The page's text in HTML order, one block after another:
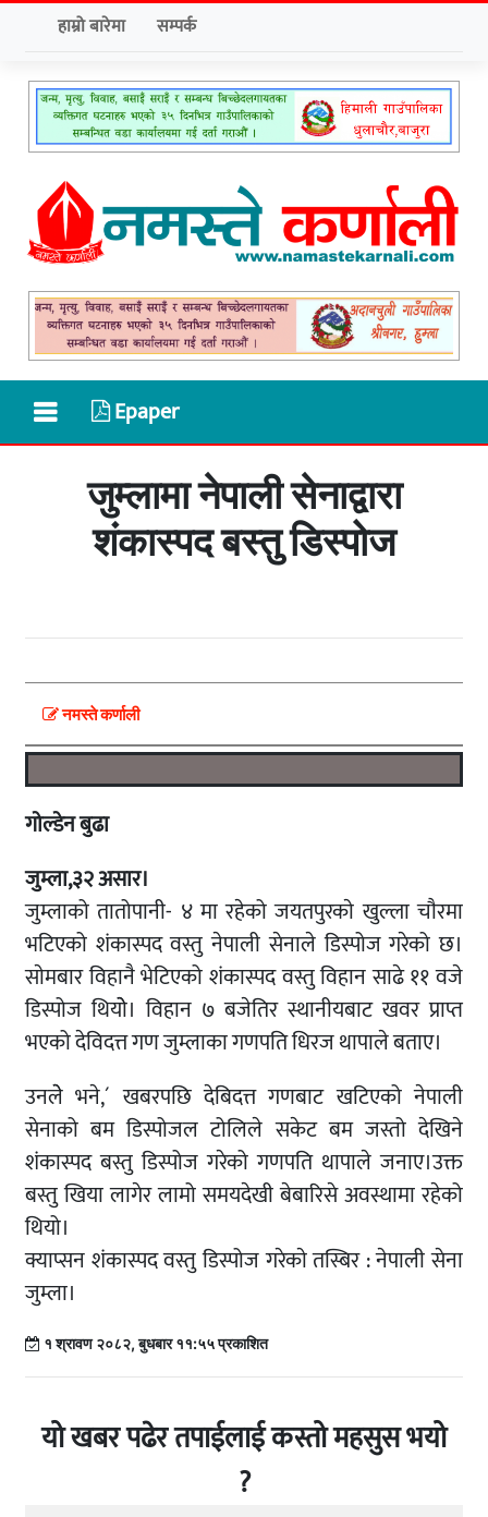
हाम्रो बारेमा सम्पर्क
Epaper
जुम्लामा नेपाली सेनाद्वारा
शंकास्पद बस्तु डिस्पोज
नमस्ते कर्णाली
गाेल्डेन बुढा
जुम्ला,३२ असार।
जुम्लाको तातोपानी- ४ मा रहेको जयतपुरकाे खुल्ला चाैरमा
भटिएको शंकास्पद वस्तु नेपाली सेनाले डिस्पोज गरेको छ।
साेमबार विहानै भेटिएको शंकास्पद वस्तु विहान साढे ११ वजे
डिस्पोज थियोे। विहान ७ बजेतिर स्थानीयबाट खवर प्राप्त
भएको देविदत्त गण जुम्लाका गणपति धिरज थापाले बताए।
उनलेे भने,´ खबरपछि देबिदत्त गणबाट खटिएको नेपाली
सेनाको बम डिस्पोजल टोलिले सकेट बम जस्तो देखिने
शंकास्पद बस्तु डिस्पोज गरेको गणपति थापाले जनाए।उक्त
बस्तु खिया लागेर लामो समयदेखी बेबारिसे अवस्थामा रहेको
थियो।
क्याप्सन शंकास्पद वस्तु डिस्पोज गरेकाे तस्बिर : नेपाली सेना
जुम्ला।
१ श्रावण २०८२, बुधबार ११:५५ प्रकाशित
यो खबर पढेर तपाईलाई कस्तो महसुस भयो
?